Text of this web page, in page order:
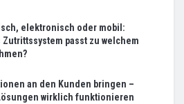
elektronisch oder mobil:
Zutrittssystem passt zu welchem
an den Kunden bringen –
wirklich funktionieren